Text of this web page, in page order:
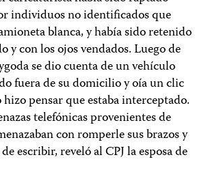
individuos no identificados que
blanca, y había sido retenido
y con los ojos vendados. Luego de
se dio cuenta de un vehículo
fuera de su domicilio y oía un clic
pensar que estaba interceptado.
telefónicas provenientes de
con romperle sus brazos y
escribir, reveló al CPJ la esposa de